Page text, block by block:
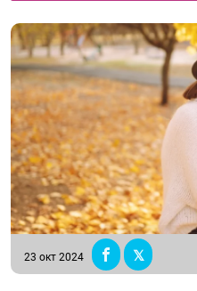
23 окт 2024